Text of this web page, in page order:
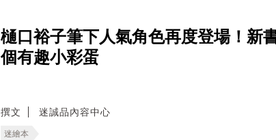
樋口裕子筆下人氣角色再度登場！新
個有趣小彩蛋
撰文 迷誠品內容中心
迷繪本